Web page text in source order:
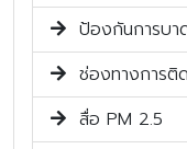
ป้องกันการบา
ช่องทางการติ
สื่อ PM 2.5